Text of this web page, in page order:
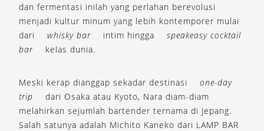
dan fermentasi inilah yang perlahan berevolusi
menjadi kultur minum yang lebih kontemporer mulai
dari
whisky bar intim hingga
speakeasy cocktail
bar
kelas dunia.
Meski kerap dianggap sekadar destinasi
one-day
trip
dari Osaka atau Kyoto, Nara diam-diam
melahirkan sejumlah bartender ternama di Jepang.
Salah satunya adalah Michito Kaneko dari LAMP BAR